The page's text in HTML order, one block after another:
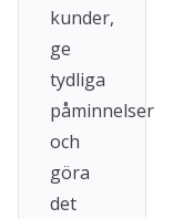
kunder,
ge
tydliga
påminnelser
och
göra
det